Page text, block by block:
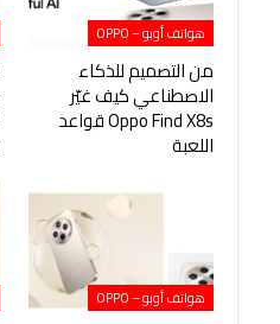
هواتف أوبو – OPPO
من التصميم للذكاء
الاصطناعي كيف غيّر
Oppo Find X8s قواعد
اللعبة
هواتف أوبو – OPPO